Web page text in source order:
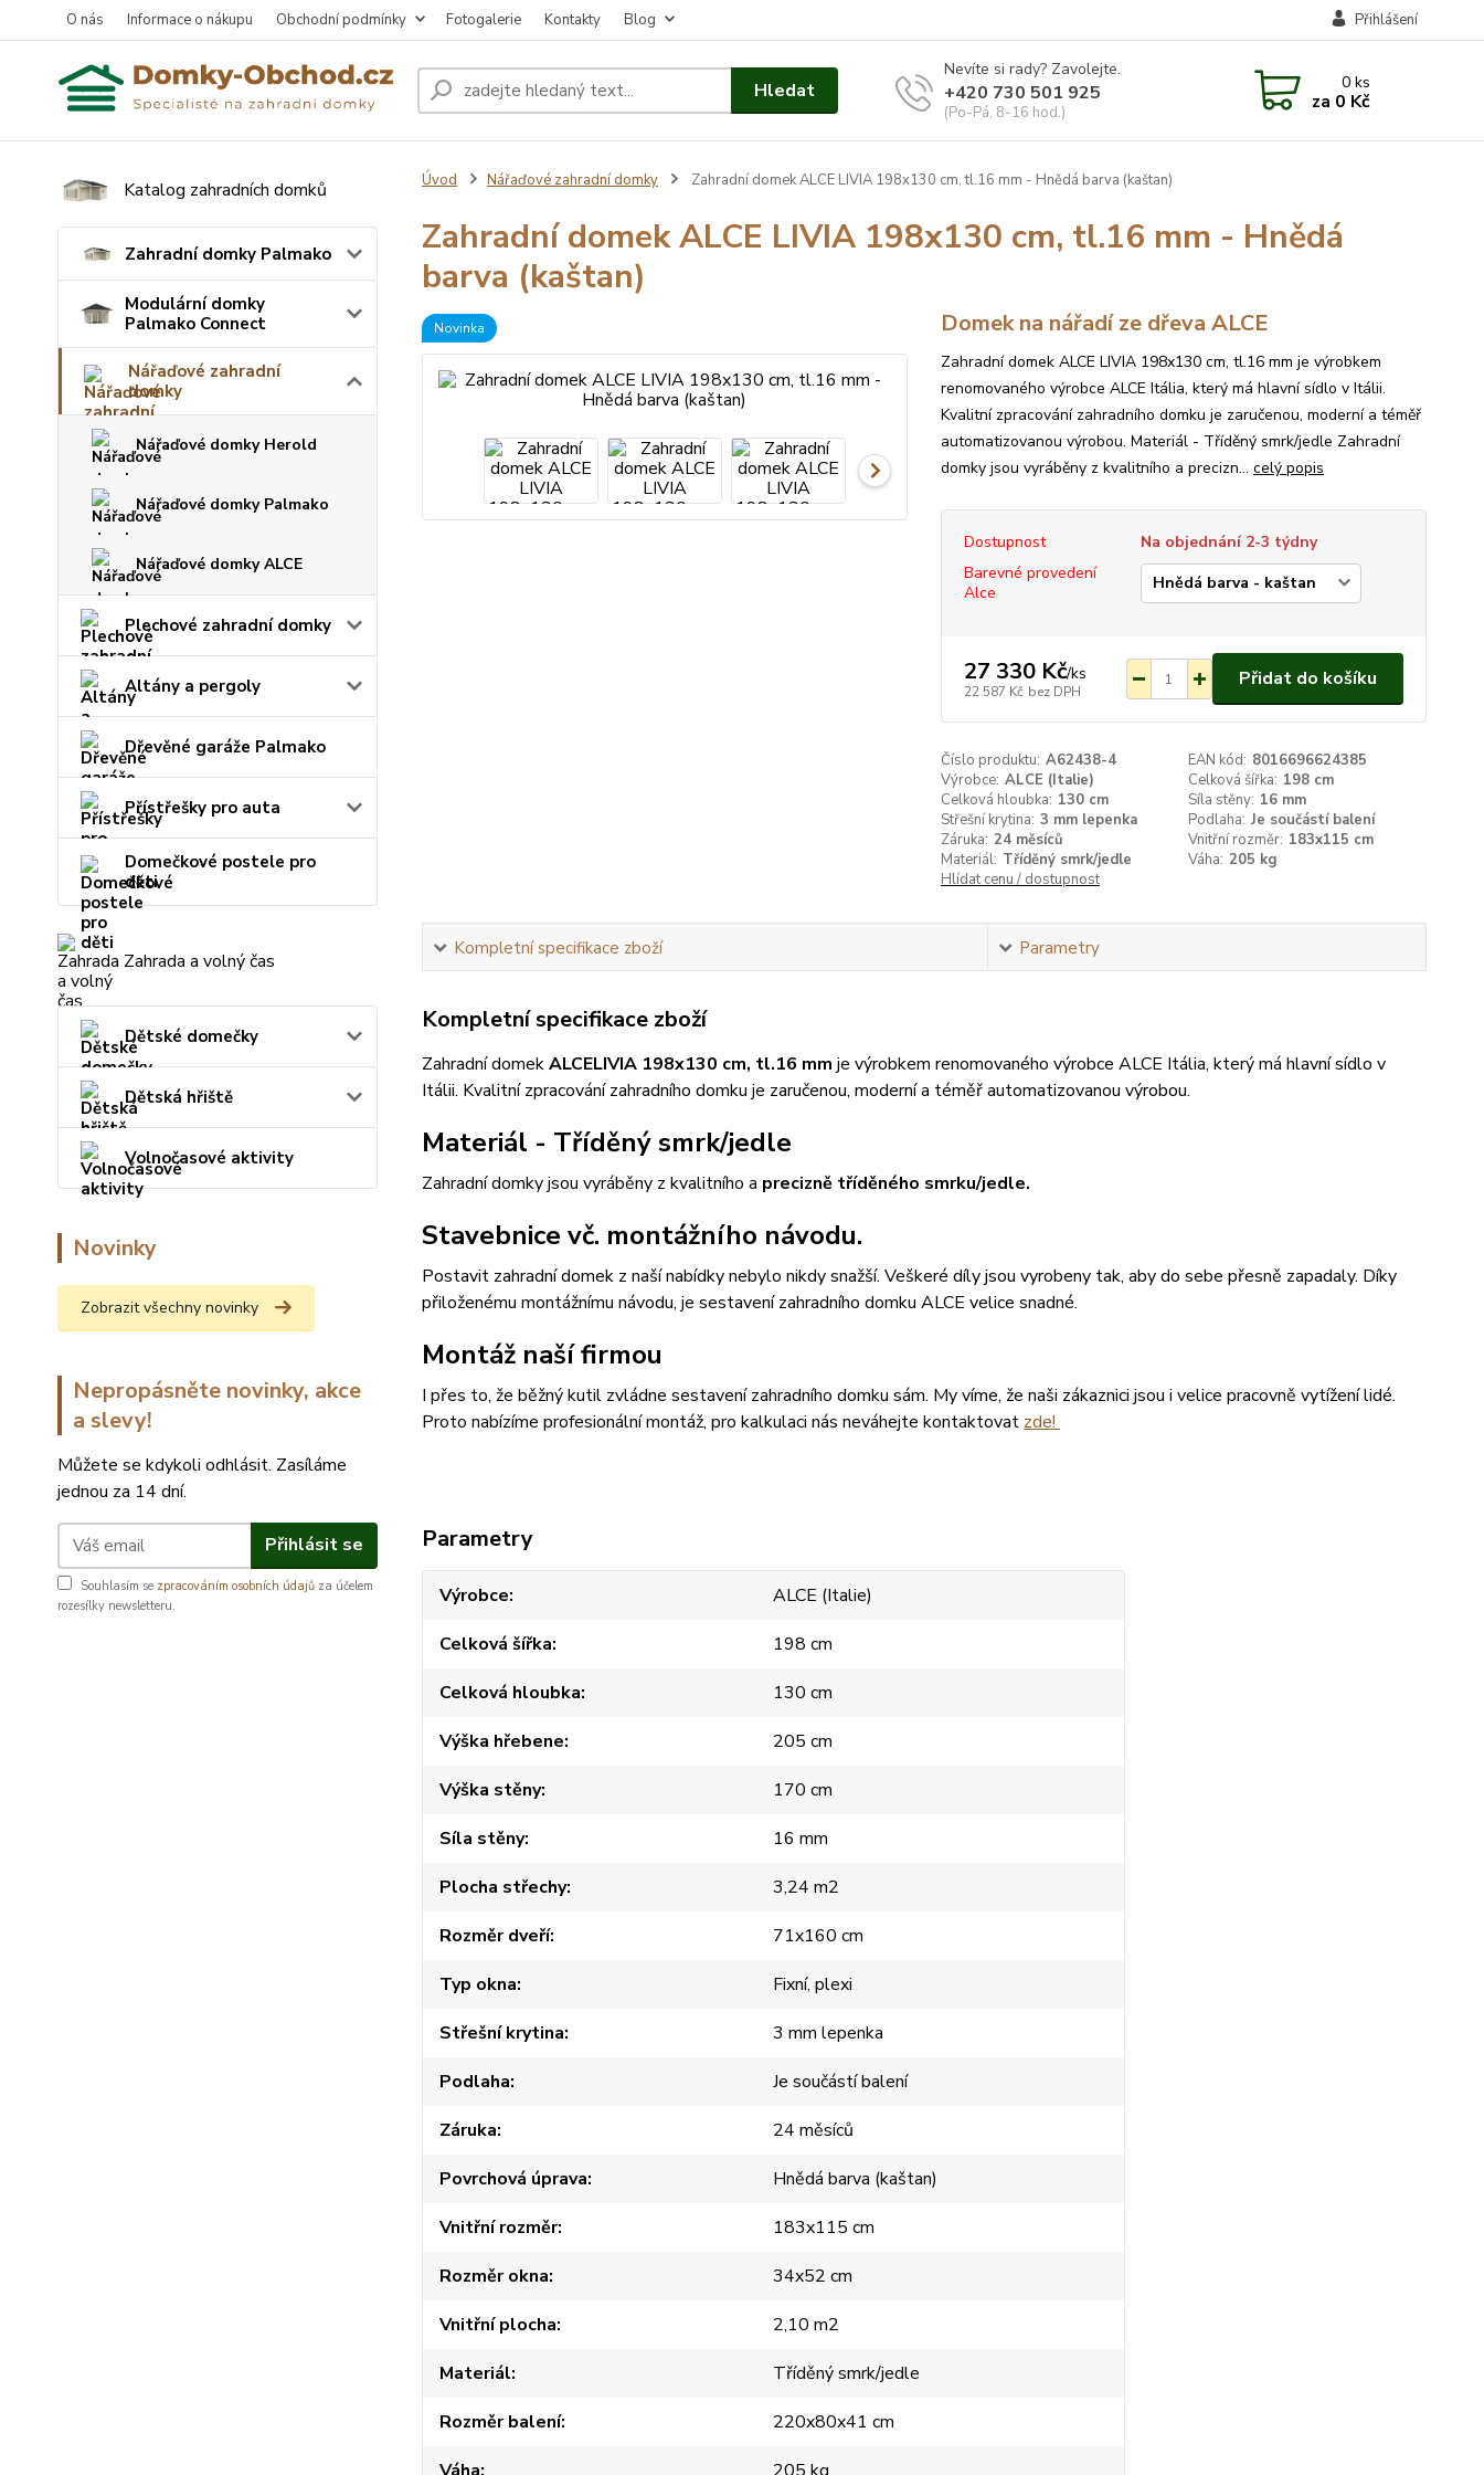
O nás Informace o nákupu Obchodní podmínky Fotogalerie Kontakty Blog Přihlášení
Hledat
Nevíte si rady? Zavolejte.
+420 730 501 925
(Po-Pá, 8-16 hod.)
0ks
za 0 Kč
Katalog zahradních domků
Zahradní domky Palmako
Modulární domky
Palmako Connect
Nářaďové zahradní
domky
Nářaďové domky Herold
Nářaďové domky Palmako
Nářaďové domky ALCE
Plechové zahradní domky
Altány a pergoly
Dřevěné garáže Palmako
Přístřešky pro auta
Domečkové postele pro
děti
Zahrada a volný čas
Dětské domečky
Dětská hřiště
Volnočasové aktivity
Novinky
Zobrazit všechny novinky
Nepropásněte novinky, akce
a slevy!
Můžete se kdykoli odhlásit. Zasíláme
jednou za 14 dní.
Přihlásit se
Souhlasím se zpracováním osobních údajů za účelem
rozesílky newsletteru.
Úvod Nářaďové zahradní domky Zahradní domek ALCE LIVIA 198x130 cm, tl.16 mm - Hnědá barva (kaštan)
Zahradní domek ALCE LIVIA 198x130 cm, tl.16 mm - Hnědá
barva (kaštan)
Novinka Domek na nářadí ze dřeva ALCE
Zahradní domek ALCE LIVIA 198x130 cm, tl.16 mm je výrobkem
renomovaného výrobce ALCE Itália, který má hlavní sídlo v Itálii.
Kvalitní zpracování zahradního domku je zaručenou, moderní a téměř
automatizovanou výrobou. Materiál - Tříděný smrk/jedle Zahradní
domky jsou vyráběny z kvalitního a precizn... celý popis
Dostupnost
Na objednání 2-3 týdny
Barevné provedení
Alce
27 330 Kč/ks
22 587 Kč bez DPH
Přidat do košíku
Číslo produktu: A62438-4 EAN kód: 8016696624385
Výrobce: ALCE (Italie) Celková šířka: 198 cm
Celková hloubka: 130 cm Síla stěny: 16 mm
Střešní krytina: 3 mm lepenka Podlaha: Je součástí balení
Záruka: 24 měsíců Vnitřní rozměr: 183x115 cm
Materiál: Tříděný smrk/jedle Váha: 205 kg
Hlídat cenu / dostupnost
Kompletní specifikace zboží Parametry
Kompletní specifikace zboží
Zahradní domekALCELIVIA 198x130 cm, tl.16 mm je výrobkem renomovaného výrobce ALCE Itália, který má hlavní sídlo v
Itálii. Kvalitní zpracování zahradního domku je zaručenou, moderní a téměř automatizovanou výrobou.
Materiál - Tříděný smrk/jedle
Zahradní domky jsou vyráběny z kvalitního a precizně tříděného smrku/jedle.
Stavebnice vč. montážního návodu.
Postavit zahradní domek z naší nabídky nebylo nikdy snažší. Veškeré díly jsou vyrobeny tak, aby do sebe přesně zapadaly. Díky
přiloženému montážnímu návodu, je sestavení zahradního domku ALCE velice snadné.
Montáž naší firmou
I přes to, že běžný kutil zvládne sestavení zahradního domku sám. My víme, že naši zákaznici jsou i velice pracovně vytížení lidé.
Proto nabízíme profesionální montáž, pro kalkulaci nás neváhejte kontaktovat zde!
Parametry
Výrobce
ALCE (Italie)
Celková šířka
198 cm
Celková hloubka
130 cm
Výška hřebene
205 cm
Výška stěny
170 cm
Síla stěny
16 mm
Plocha střechy
3,24 m2
Rozměr dveří
71x160 cm
Typ okna
Fixní, plexi
Střešní krytina
3 mm lepenka
Podlaha
Je součástí balení
Záruka
24 měsíců
Povrchová úprava
Hnědá barva (kaštan)
Vnitřní rozměr
183x115 cm
Rozměr okna
34x52 cm
Vnitřní plocha
2,10 m2
Materiál
Tříděný smrk/jedle
Rozměr balení
220x80x41 cm